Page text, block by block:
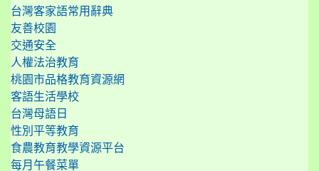
台灣客家語常用辭典
友善校園
交通安全
人權法治教育
桃園市品格教育資源網
客語生活學校
台灣母語日
性別平等教育
食農教育教學資源平台
每月午餐菜單